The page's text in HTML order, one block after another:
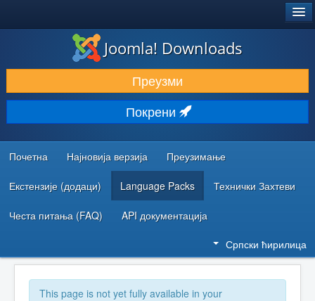
ПРЕУЗИМАЊЕ И ПРОШИРЕЊА (ЕКСТЕНЗИЈЕ)
ОТКРИЈТЕ И НАУЧИТЕ
ЗАЈЕДНИЦА И ПОДРШКА
РЕСУРСИ ЗА РАЗВОЈ
Joomla! Downloads
Преузми
Покрени
Почетна Најновија верзија Преузимање
Екстензије (додаци) Language Packs Технички Захтеви
Честа питања (FAQ) API документација
Српски ћирилица
This page is not yet fully available in your